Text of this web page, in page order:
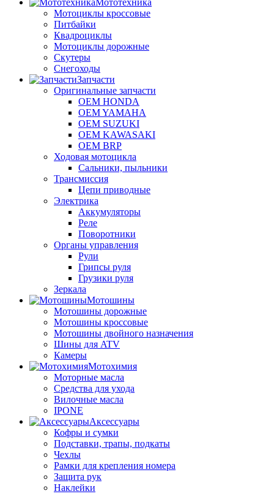
Мотоциклы кроссовые
Питбайки
Квадроциклы
Мотоциклы дорожные
Скутеры
Снегоходы
Запчасти
Оригинальные запчасти
OEM HONDA
OEM YAMAHA
OEM SUZUKI
OEM KAWASAKI
OEM BRP
Ходовая мотоцикла
Сальники, пыльники
Трансмиссия
Цепи приводные
Электрика
Аккумуляторы
Реле
Поворотники
Органы управления
Рули
Грипсы руля
Грузики руля
Зеркала
Мотошины
Мотошины дорожные
Мотошины кроссовые
Мотошины двойного назначения
Шины для ATV
Камеры
Мотохимия
Моторные масла
Средства для ухода
Вилочные масла
IPONE
Аксессуары
Кофры и сумки
Подставки, трапы, подкаты
Чехлы
Рамки для крепления номера
Защита рук
Наклейки